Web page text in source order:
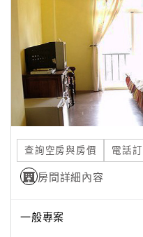
線
上
客
服
紅
利
查
查詢空房與房價 電話
房間詳細內容
一般專案